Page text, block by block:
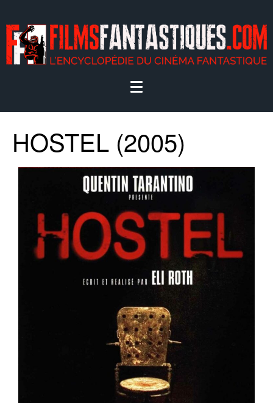
HOSTEL (2005)